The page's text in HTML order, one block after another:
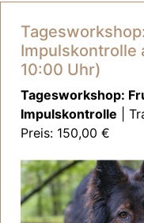
Impulskontrolle
10:00 Uhr)
Tagesworkshop:
Impulskontrolle |
Preis: 150,00 €